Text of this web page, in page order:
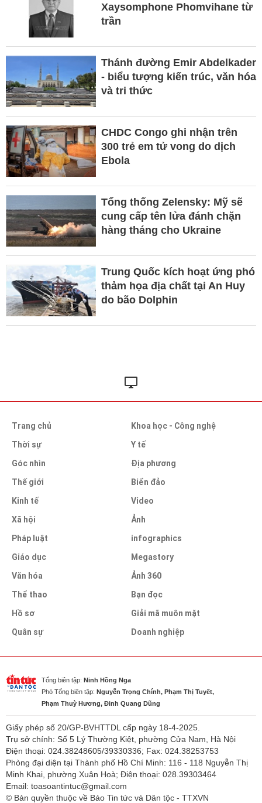
Xaysomphone Phomvihane từ
trần
Thánh đường Emir Abdelkader
- biểu tượng kiến trúc, văn hóa
và tri thức
CHDC Congo ghi nhận trên
300 trẻ em tử vong do dịch
Ebola
Tổng thống Zelensky: Mỹ sẽ
cung cấp tên lửa đánh chặn
hàng tháng cho Ukraine
Trung Quốc kích hoạt ứng phó
thảm họa địa chất tại An Huy
do bão Dolphin
Trang chủ
Thời sự
Góc nhìn
Thế giới
Kinh tế
Xã hội
Pháp luật
Giáo dục
Văn hóa
Thể thao
Hồ sơ
Quân sự
Khoa học - Công nghệ
Y tế
Địa phương
Biển đảo
Video
Ảnh
infographics
Megastory
Ảnh 360
Bạn đọc
Giải mã muôn mặt
Doanh nghiệp
Tổng biên tập: Ninh Hồng Nga
Phó Tổng biên tập: Nguyễn Trọng Chính, Phạm Thị Tuyết,
Phạm Thuỳ Hương, Đinh Quang Dũng
Giấy phép số 20/GP-BVHTTDL cấp ngày 18-4-2025.
Trụ sở chính: Số 5 Lý Thường Kiệt, phường Cửa Nam, Hà Nội
Điện thoại: 024.38248605/39330336; Fax: 024.38253753
Phòng đại diện tại Thành phố Hồ Chí Minh: 116 - 118 Nguyễn Thị
Minh Khai, phường Xuân Hoà; Điện thoại: 028.39303464
Email: toasoantintuc@gmail.com
© Bản quyền thuộc về Báo Tin tức và Dân tộc - TTXVN